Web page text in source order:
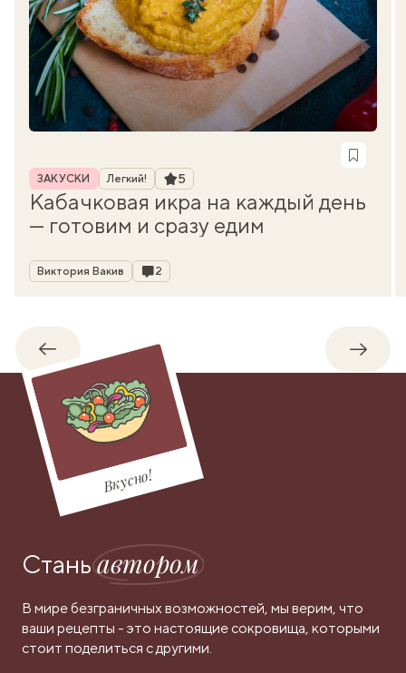
Рубрика
ЗАКУСКИ Легкий! Рейтинг
5
Кабачковая икра на каждый день
— готовим и сразу едим
Автор
Виктория Вакив Комментарии
2
Обратно
Вкусно!
Станьавтором
В мире безграничных возможностей, мы верим, что
ваши рецепты - это настоящие сокровища, которыми
стоит поделиться с другими.